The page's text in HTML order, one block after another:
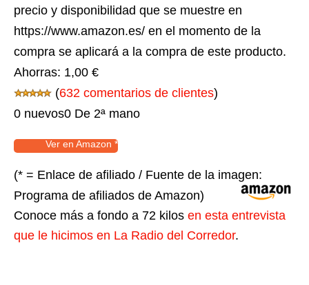
precio y disponibilidad que se muestre en
https://www.amazon.es/ en el momento de la
compra se aplicará a la compra de este producto.
Ahorras: 1,00 €
(632 comentarios de clientes)
0 nuevos0 De 2ª mano
Ver en Amazon *
(* = Enlace de afiliado / Fuente de la imagen:
Programa de afiliados de Amazon)
Conoce más a fondo a 72 kilos en esta entrevista
que le hicimos en La Radio del Corredor.